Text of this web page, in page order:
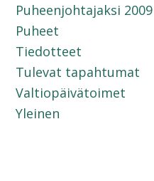
Puheenjohtajaksi 2009
Puheet
Tiedotteet
Tulevat tapahtumat
Valtiopäivätoimet
Yleinen